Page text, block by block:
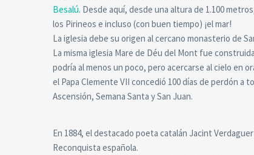
Besalú. Desde aquí, desde una altura de 1.100
los Pirineos e incluso (con buen tiempo) ¡el mar!
La iglesia debe su origen al cercano monasterio de
La misma iglesia Mare de Déu del Mont fue
podría al menos un poco, pero acercarse al cielo en
el Papa Clemente VII concedió 100 días de perdón a
Ascensión, Semana Santa y San Juan.
En 1884, el destacado poeta catalán Jacint
Reconquista española.